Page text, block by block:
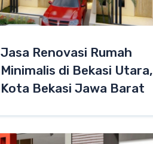
Jasa Renovasi Rumah
Minimalis di Bekasi Utara,
Kota Bekasi Jawa Barat